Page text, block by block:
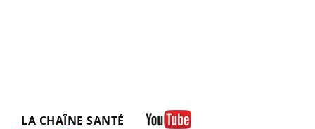
LA CHAÎNE SANTÉ